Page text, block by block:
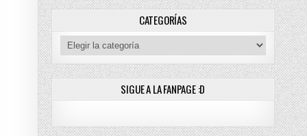
??] [MANGA] PDF – (MEGA/MF) CATEGORÍAS
Categorías
SIGUE A LA FANPAGE :D